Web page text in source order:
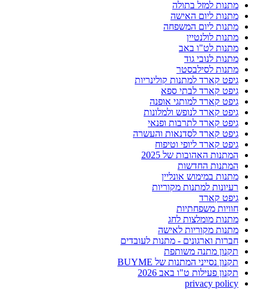
מתנות למזל בתולה
מתנות ליום האישה
מתנות ליום המשפחה
מתנות לולנטיין
מתנות לט"ו באב
מתנות לנובי גוד
מתנות לסילבסטר
גיפט קארד למתנות קולינריות
גיפט קארד לבתי ספא
גיפט קארד למותגי אופנה
גיפט קארד לנופש ולמלונות
גיפט קארד לתרבות ופנאי
גיפט קארד לסדנאות והעשרה
גיפט קארד ליופי וטיפוח
המתנות האהובות של 2025
המתנות החדשות
מתנות במימוש אונליין
רעיונות למתנות מקוריות
גיפט קארד
חוויות משפחתיות
מתנות מומלצות לחג
מתנות מקוריות לאישה
חברות וארגונים - מתנות לעובדים
תקנון מתנה משותפת
תקנון נסייני המתנות של BUYME
תקנון פעילות ט"ו באב 2026
privacy policy